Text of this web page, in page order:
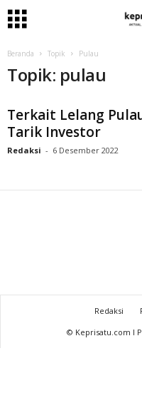
Beranda Topik Pulau
Topik: pulau
Terkait Lelang
Tarik Investor
Redaksi - 6 Desember 2022
Redaksi
© Keprisatu.com I